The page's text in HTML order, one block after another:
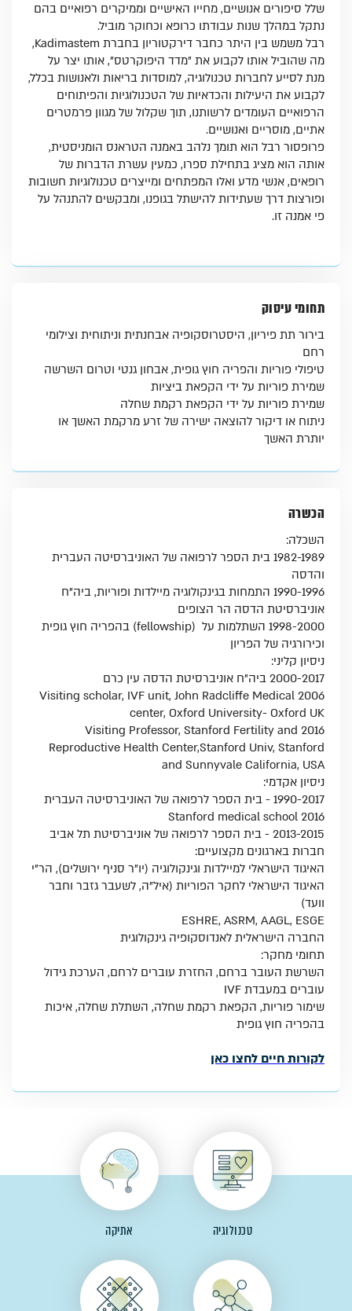
שלל סיפורים אנושיים, מחייו האישיים וממיקרים רפואיים בהם
נתקל במהלך שנות עבודתו כרופא וכחוקר מוביל.
רבל משמש בין היתר כחבר דירקטוריון בחברת Kadimastem,
מה שהוביל אותו לקבוע את "מדד היפוקרטס", אותו יצר על
מנת לסייע לחברות טכנולוגיה, למוסדות בריאות ולאנושות בכלל,
לקבוע את היעילות והכדאיות של הטכנולוגיות והפיתוחים
הרפואיים העומדים לרשותנו, תוך שקלול של מגוון פרמטרים
אתיים, מוסריים ואנושיים.
פרופסור רבל הוא תומך נלהב באמנה הטראנס הומניסטית,
אותה הוא מציג בתחילת ספרו, כמעין עשרת הדברות של
רופאים, אנשי מדע ואלו המפתחים ומייצרים טכנולוגיות חשובות
ופורצות דרך שעתידות להישתל בגופנו, ומבקשים להתנהל על
פי אמנה זו.
תחומי עיסוק
​בירור תת פיריון, היסטרוסקופיה אבחנתית וניתוחית וצילומי
רחם
טיפולי פוריות והפריה חוץ גופית, אבחון גנטי וטרום השרשה
שמירת פוריות על ידי הקפאת ביציות
שמירת פוריות על ידי הקפאת רקמת שחלה
ניתוח או דיקור להוצאה ישירה של זרע מרקמת האשך או
יותרת האשך
הכשרה
השכלה:
1982-1989 בית הספר לרפואה של האוניברסיטה העברית
והדסה
1990-1996 התמחות בגינקולוגיה מיילדות ופוריות, ביה"ח
אוניברסיטת הדסה הר הצופים
1998-2000 השתלמות על (fellowship) בהפריה חוץ גופית
וכירורגיה של הפריון
ניסיון קליני:
2000-2017 ביה"ח אוניברסיטת הדסה עין כרם
2006 Visiting scholar, IVF unit, John Radcliffe Medical
center, Oxford University- Oxford UK
2016 Visiting Professor, Stanford Fertility and
Reproductive Health Center,Stanford Univ, Stanford
and Sunnyvale California, USA
ניסיון אקדמי:
1990-2017 - בית הספר לרפואה של האוניברסיטה העברית
2016 Stanford medical school
2013-2015 - בית הספר לרפואה של אוניברסיטת תל אביב
חברות בארגונים מקצועיים:
האיגוד הישראלי למיילדות וגינקולוגיה (יו"ר סניף ירושלים), הר"י
האיגוד הישראלי לחקר הפוריות (איל"ה, לשעבר גזבר וחבר
וועד)
ESHRE, ASRM, AAGL, ESGE
החברה הישראלית לאנדוסקופיה גינקולוגית
תחומי מחקר:
השרשת העובר ברחם, החזרת עוברים לרחם, הערכת גידול
עוברים במעבדת IVF
שימור פוריות, הקפאת רקמת שחלה, השתלת שחלה, איכות
בהפריה חוץ גופית
לקורות חיים לחצו כאן
טכנולוגיה אתיקה